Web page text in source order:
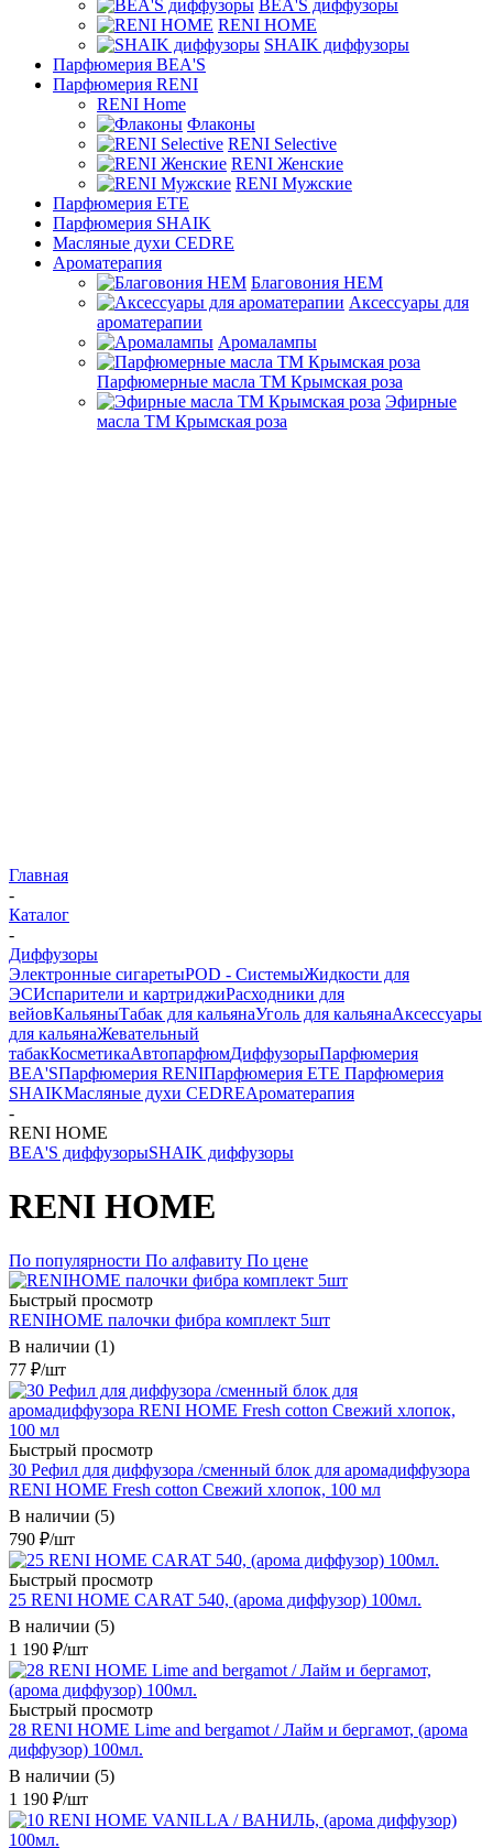
BEA'S диффузоры
RENI HOME
SHAIK диффузоры
Парфюмерия BEA'S
Парфюмерия RENI
RENI Home
Флаконы
RENI Selective
RENI Женские
RENI Мужские
Парфюмерия ETE
Парфюмерия SHAIK
Масляные духи CEDRE
Ароматерапия
Благовония HEM
Аксессуары для
ароматерапии
Аромалампы
Парфюмерные масла ТМ Крымская роза
Эфирные
масла ТМ Крымская роза
Главная
-
Каталог
-
Диффузоры
Электронные сигаретыPOD - СистемыЖидкости для
ЭСИспарители и картриджиРасходники для
вейовКальяныТабак для кальянаУголь для кальянаАксессуары
для кальянаЖевательный
табакКосметикаАвтопарфюмДиффузорыПарфюмерия
BEA'SПарфюмерия RENIПарфюмерия ETE Парфюмерия
SHAIKМасляные духи CEDREАроматерапия
-
RENI HOME
BEA'S диффузорыSHAIK диффузоры
RENI HOME
По популярности По алфавиту По цене
Быстрый просмотр
RENIHOME палочки фибра комплект 5шт
В наличии (1)
77 ₽/шт
Быстрый просмотр
30 Рефил для диффузора /сменный блок для аромадиффузора
RENI HOME Fresh cotton Свежий хлопок, 100 мл
В наличии (5)
790 ₽/шт
Быстрый просмотр
25 RENI HOME CARAT 540, (арома диффузор) 100мл.
В наличии (5)
1 190 ₽/шт
Быстрый просмотр
28 RENI HOME Lime and bergamot / Лайм и бергамот, (арома
диффузор) 100мл.
В наличии (5)
1 190 ₽/шт